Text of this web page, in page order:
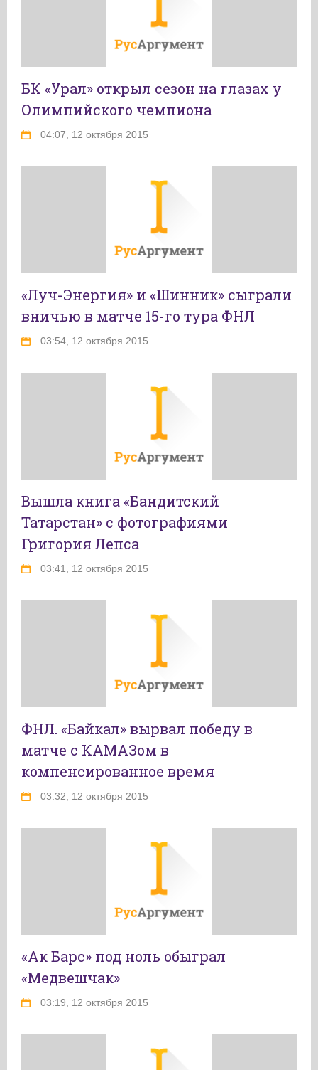
БК «Урал» открыл сезон на глазах у
Олимпийского чемпиона
04:07, 12 октября 2015
«Луч-Энергия» и «Шинник» сыграли
вничью в матче 15-го тура ФНЛ
03:54, 12 октября 2015
Вышла книга «Бандитский
Татарстан» с фотографиями
Григория Лепса
03:41, 12 октября 2015
ФНЛ. «Байкал» вырвал победу в
матче с КАМАЗом в
компенсированное время
03:32, 12 октября 2015
«Ак Барс» под ноль обыграл
«Медвешчак»
03:19, 12 октября 2015